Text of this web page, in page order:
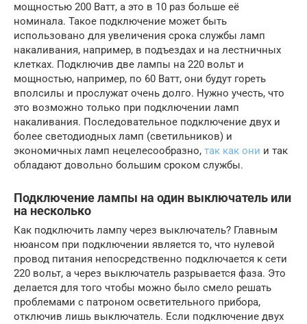
мощностью 200 Ватт, а это в 10 раз больше её
номинала. Такое подключение может быть
использовано для увеличения срока службы ламп
накаливания, например, в подъездах и на лестничных
клетках. Подключив две лампы на 220 вольт и
мощностью, например, по 60 Ватт, они будут гореть
вполсилы и прослужат очень долго. Нужно учесть, что
это возможно только при подключении ламп
накаливания. Последовательное подключение двух и
более светодиодных ламп (светильников) и
экономичных ламп нецелесообразно, так как они и так
обладают довольно большим сроком службы.
Подключение лампы на один выключатель или
на несколько
Как подключить лампу через выключатель? Главным
нюансом при подключении является то, что нулевой
провод питания непосредственно подключается к сети
220 вольт, а через выключатель разрывается фаза. Это
делается для того чтобы можно было смело решать
проблемами с патроном осветительного прибора,
отключив лишь выключатель. Если подключение двух